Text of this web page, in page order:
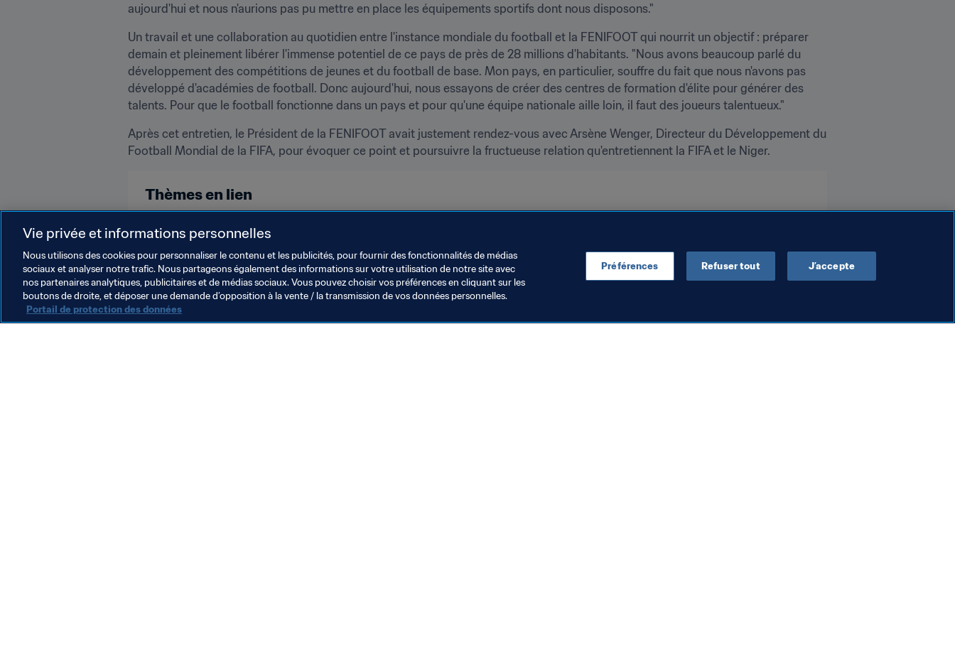
aujourd'hui et nous n'aurions pas pu mettre en place les équipements sportifs dont nous disposons."
Un travail et une collaboration au quotidien entre l'instance mondiale du football et la FENIFOOT qui nourrit un objectif : préparer
demain et pleinement libérer l'immense potentiel de ce pays de près de 28 millions d'habitants. "Nous avons beaucoup parlé du
développement des compétitions de jeunes et du football de base. Mon pays, en particulier, souffre du fait que nous n'avons pas
développé d'académies de football. Donc aujourd'hui, nous essayons de créer des centres de formation d'élite pour générer des
talents. Pour que le football fonctionne dans un pays et pour qu'une équipe nationale aille loin, il faut des joueurs talentueux."
Après cet entretien, le Président de la FENIFOOT avait justement rendez-vous avec Arsène Wenger, Directeur du Développement du
Football Mondial de la FIFA, pour évoquer ce point et poursuivre la fructueuse relation qu'entretiennent la FIFA et le Niger.
Thèmes en lien
FIFA Forward Président de la FIFA
Vie privée et informations personnelles
Nous utilisons des cookies pour personnaliser le contenu et les publicités, pour fournir des fonctionnalités de médias
sociaux et analyser notre trafic. Nous partageons également des informations sur votre utilisation de notre site avec
nos partenaires analytiques, publicitaires et de médias sociaux. Vous pouvez choisir vos préférences en cliquant sur les
boutons de droite, et déposer une demande d’opposition à la vente / la transmission de vos données personnelles.
Portail de protection des données
Préférences Refuser tout J’accepte